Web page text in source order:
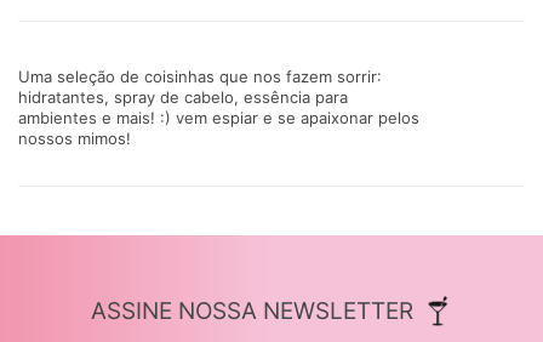
Uma seleção de coisinhas que nos fazem sorrir:
hidratantes, spray de cabelo, essência para
ambientes e mais! :) vem espiar e se apaixonar pelos
nossos mimos!
ASSINE NOSSA NEWSLETTER